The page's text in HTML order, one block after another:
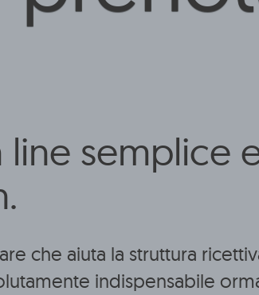
semplice
che aiuta la struttura
indispensabile